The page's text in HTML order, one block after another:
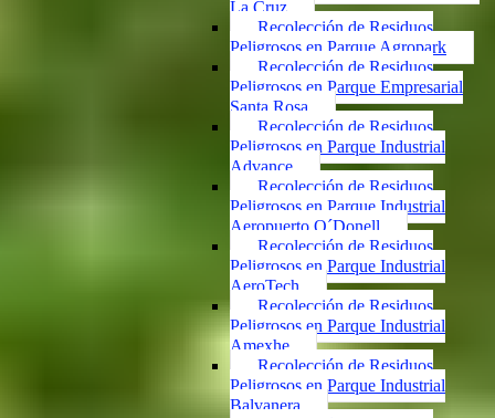
La Cruz
Recolección de Residuos
Peligrosos en Parque Agropark
Recolección de Residuos
Peligrosos en Parque Empresarial
Santa Rosa
Recolección de Residuos
Peligrosos en Parque Industrial
Advance
Recolección de Residuos
Peligrosos en Parque Industrial
Aeropuerto O´Donell
Recolección de Residuos
Peligrosos en Parque Industrial
AeroTech
Recolección de Residuos
Peligrosos en Parque Industrial
Amexhe
Recolección de Residuos
Peligrosos en Parque Industrial
Balvanera